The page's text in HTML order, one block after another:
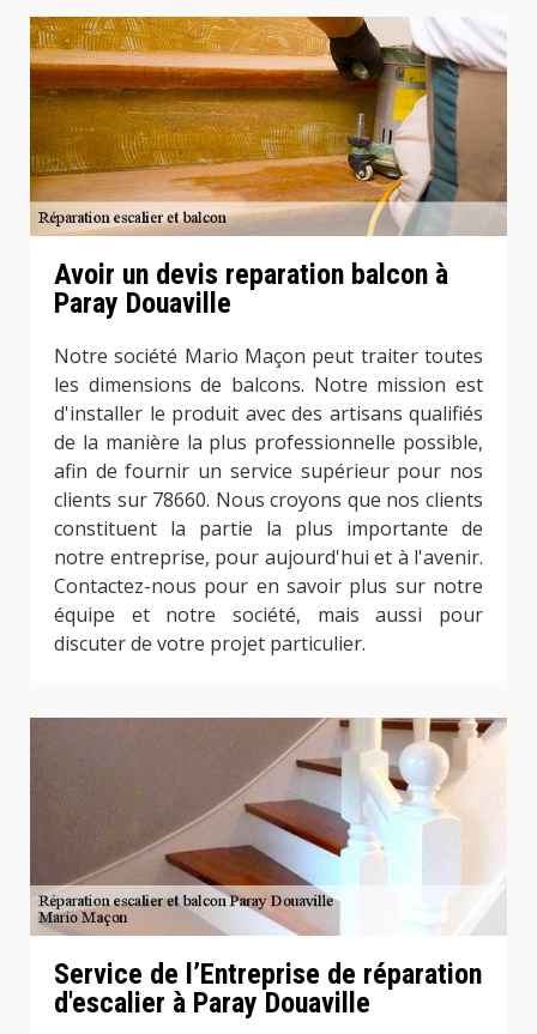
Avoir un devis reparation balcon à
Paray Douaville
Notre société Mario Maçon peut traiter toutes
les dimensions de balcons. Notre mission est
d'installer le produit avec des artisans qualifiés
de la manière la plus professionnelle possible,
afin de fournir un service supérieur pour nos
clients sur 78660. Nous croyons que nos clients
constituent la partie la plus importante de
notre entreprise, pour aujourd'hui et à l'avenir.
Contactez-nous pour en savoir plus sur notre
équipe et notre société, mais aussi pour
discuter de votre projet particulier.
Service de l’Entreprise de réparation
d'escalier à Paray Douaville